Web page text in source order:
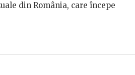
din România, care începe